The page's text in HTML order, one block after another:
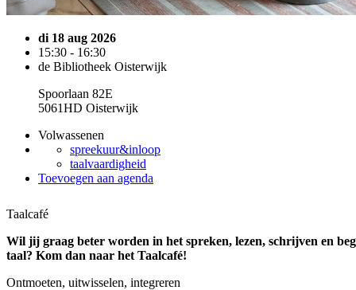
di 18 aug 2026
15:30 - 16:30
de Bibliotheek Oisterwijk
Spoorlaan 82E
5061HD Oisterwijk
Volwassenen
spreekuur&inloop
taalvaardigheid
Toevoegen aan agenda
Taalcafé
Wil jij graag beter worden in het spreken, lezen, schrijven en
taal? Kom dan naar het Taalcafé!
Ontmoeten, uitwisselen, integreren